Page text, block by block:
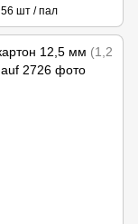
56 шт / пал